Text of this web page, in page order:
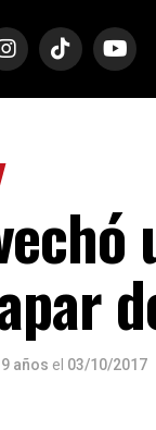
años el 03/10/2017